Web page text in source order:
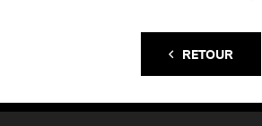
RETOUR